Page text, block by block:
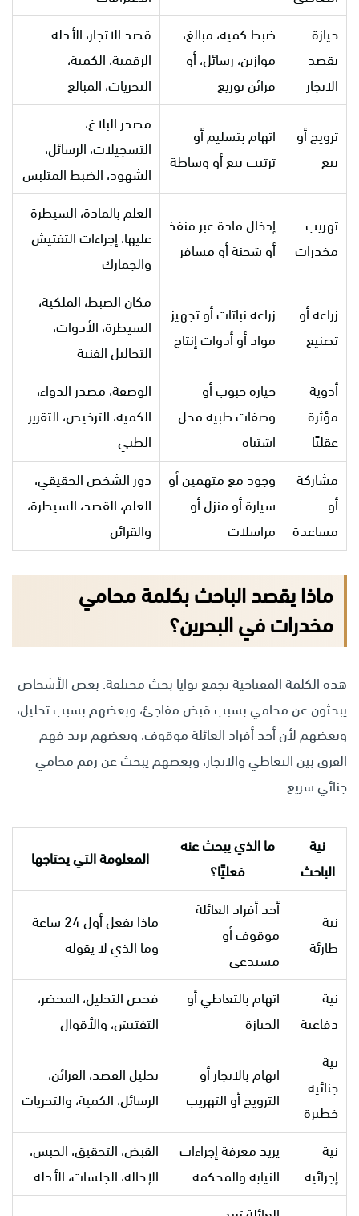
حيازة
بقصد
الاتجار
ضبط كمية، مبالغ،
موازين، رسائل، أو
قرائن توزيع
قصد الاتجار، الأدلة
الرقمية، الكمية،
التحريات، المبالغ
ترويج أو
بيع
اتهام بتسليم أو
ترتيب بيع أو وساطة
مصدر البلاغ،
التسجيلات، الرسائل،
الشهود، الضبط المتلبس
تهريب
مخدرات
إدخال مادة عبر منفذ
أو شحنة أو مسافر
العلم بالمادة، السيطرة
عليها، إجراءات التفتيش
والجمارك
زراعة أو
تصنيع
زراعة نباتات أو تجهيز
مواد أو أدوات إنتاج
مكان الضبط، الملكية،
السيطرة، الأدوات،
التحاليل الفنية
أدوية
مؤثرة
عقليًا
حيازة حبوب أو
وصفات طبية محل
اشتباه
الوصفة، مصدر الدواء،
الكمية، الترخيص، التقرير
الطبي
مشاركة
أو
مساعدة
وجود مع متهمين أو
سيارة أو منزل أو
مراسلات
دور الشخص الحقيقي،
العلم، القصد، السيطرة،
والقرائن
ماذا يقصد الباحث بكلمة محامي
مخدرات في البحرين؟
هذه الكلمة المفتاحية تجمع نوايا بحث مختلفة. بعض الأشخاص
يبحثون عن محامي بسبب قبض مفاجئ، وبعضهم بسبب تحليل،
وبعضهم لأن أحد أفراد العائلة موقوف، وبعضهم يريد فهم
الفرق بين التعاطي والاتجار، وبعضهم يبحث عن رقم محامي
جنائي سريع.
نية
الباحث
ما الذي يبحث عنه
فعليًا؟
المعلومة التي يحتاجها
نية
طارئة
أحد أفراد العائلة
موقوف أو
مستدعى
ماذا يفعل أول 24 ساعة
وما الذي لا يقوله
نية
دفاعية
اتهام بالتعاطي أو
الحيازة
فحص التحليل، المحضر،
التفتيش، والأقوال
نية
جنائية
خطيرة
اتهام بالاتجار أو
الترويج أو التهريب
تحليل القصد، القرائن،
الرسائل، الكمية، والتحريات
نية
إجرائية
يريد معرفة إجراءات
النيابة والمحكمة
القبض، التحقيق، الحبس،
الإحالة، الجلسات، الأدلة